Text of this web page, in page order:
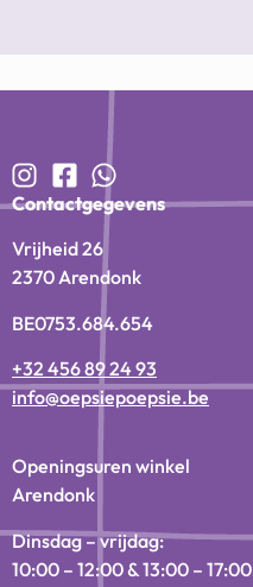
Contactgegevens
Vrijheid 26
2370 Arendonk
BE0753.684.654
+32 456 89 24 93
info@oepsiepoepsie.be
Openingsuren winkel
Arendonk
Dinsdag – vrijdag:
10:00 – 12:00 & 13:00 – 17:00